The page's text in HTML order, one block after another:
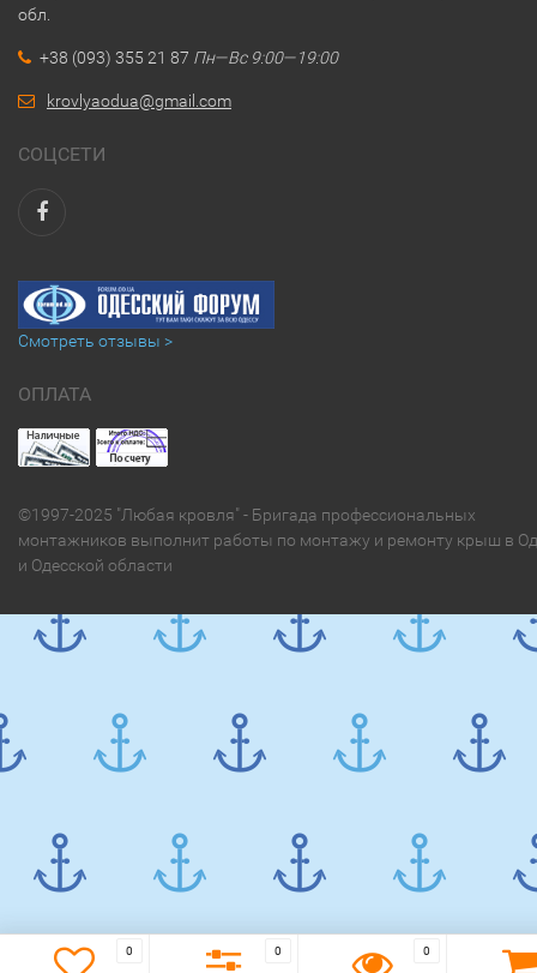
обл.
+38 (093) 355 21 87 Пн—Вс 9:00—19:00
krovlyaodua@gmail.com
СОЦСЕТИ
Смотреть отзывы >
ОПЛАТА
©1997-2025 "Любая кровля" - Бригада профессиональных
монтажников выполнит работы по монтажу и ремонту крыш в
и Одесской области
0 0 0